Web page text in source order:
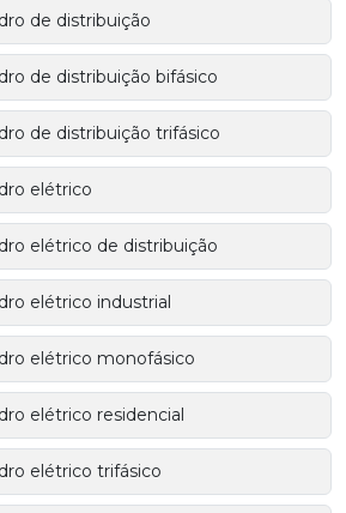
de distribuição
de distribuição bifásico
de distribuição trifásico
elétrico
elétrico de distribuição
elétrico industrial
elétrico monofásico
elétrico residencial
elétrico trifásico